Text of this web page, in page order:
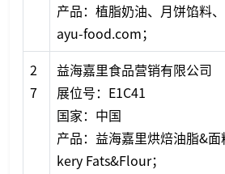
产品：植脂奶油、月饼馅料
ayu-food.com；
2
7
益海嘉里食品营销有限公司
展位号：E1C41
国家：中国
产品：益海嘉里烘焙油脂&
kery Fats&Flour；